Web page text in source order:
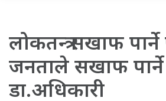
लोकतन्त्र सखाफ पार्ने
जनताले सखाफ
डा.अधिकारी